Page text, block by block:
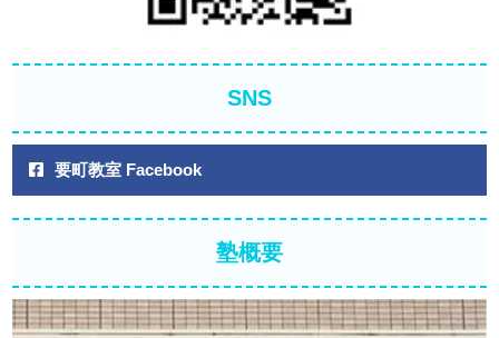
SNS
要町教室 Facebook
塾概要